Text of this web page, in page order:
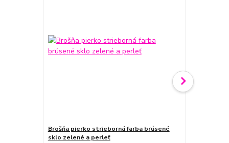
Brošňa pierko strieborná farba brúsené
sklo zelené a perleť